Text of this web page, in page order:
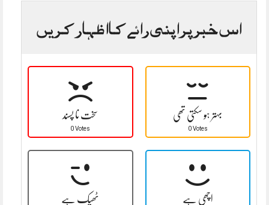
اس خبر پر اپنی رائے کا اظہار کریں
سخت نا پسند
0 Votes
بہتر ہو سکتی تھی
0 Votes
ٹھیک ہے اچھی ہے